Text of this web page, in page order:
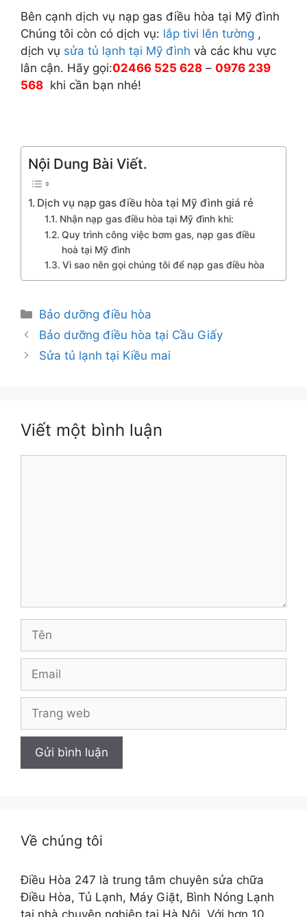
Bên cạnh dịch vụ nạp gas điều hòa tại Mỹ đình
Chúng tôi còn có dịch vụ: lắp tivi lên tường ,
dịch vụ sửa tủ lạnh tại Mỹ đình và các khu vực
lân cận. Hãy gọi:02466 525 628 – 0976 239
568 khi cần bạn nhé!
Nội Dung Bài Viết.
Dịch vụ nạp gas điều hòa tại Mỹ đình giá rẻ
Nhận nạp gas điều hòa tại Mỹ đình khi:
Quy trình công việc bơm gas, nạp gas điều
hoà tại Mỹ đình
Vì sao nên gọi chúng tôi để nạp gas điều hòa
Danh
mục
Bảo dưỡng điều hòa
Bảo dưỡng điều hòa tại Cầu Giấy
Sửa tủ lạnh tại Kiều mai
Viết một bình luận
web
Về chúng tôi
Điều Hòa 247 là trung tâm chuyên sửa chữa
Điều Hòa, Tủ Lạnh, Máy Giặt, Bình Nóng Lạnh
tại nhà chuyên nghiệp tại Hà Nội. Với hơn 10